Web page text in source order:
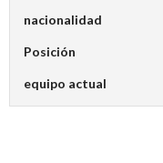
nacionalidad
Posición
equipo actual